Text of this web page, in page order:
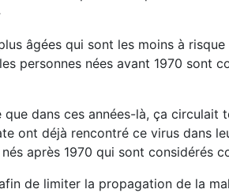
âgées qui sont les moins à
personnes nées avant 1970 sont
dans ces années-là, ça circulait
ont déjà rencontré ce virus dans
après 1970 qui sont considérés
de limiter la propagation de la